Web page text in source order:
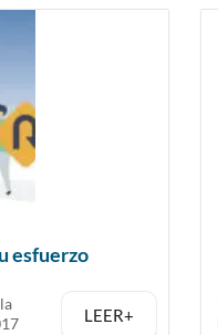
esfuerzo
LEER+